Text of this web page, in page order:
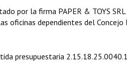
por la firma PAPER & TOYS
oficinas dependientes del Concejo
presupuestaria